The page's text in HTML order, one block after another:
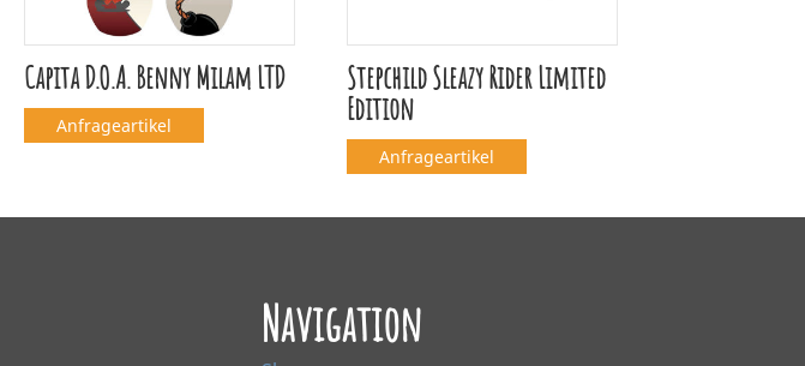
Capita D.O.A. Benny Milam LTD
Anfrageartikel
Stepchild Sleazy Rider Limited
Edition
Anfrageartikel
Navigation